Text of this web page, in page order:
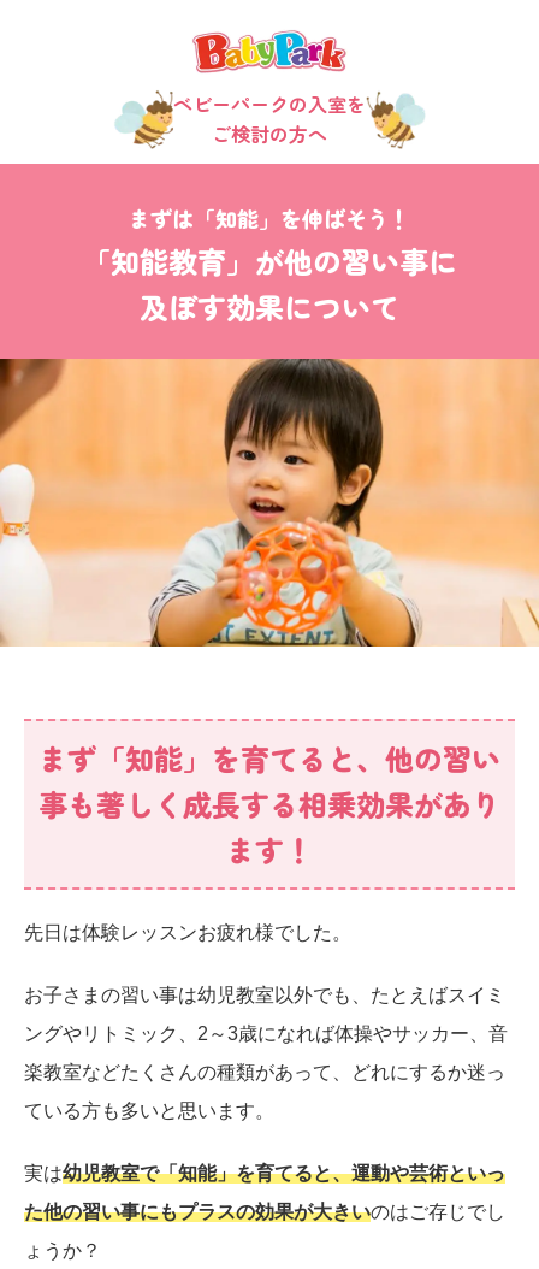
ベビーパークの入室を
ご検討の方へ
まずは「知能」を伸ばそう！
「知能教育」が他の習い事に
及ぼす効果について
まず「知能」を育てると、他の習い
事も著しく成長する相乗効果があり
ます！
先日は体験レッスンお疲れ様でした。
お子さまの習い事は幼児教室以外でも、たとえばスイミ
ングやリトミック、2～3歳になれば体操やサッカー、音
楽教室などたくさんの種類があって、どれにするか迷っ
ている方も多いと思います。
実は幼児教室で「知能」を育てると、運動や芸術といっ
た他の習い事にもプラスの効果が大きいのはご存じでし
ょうか？